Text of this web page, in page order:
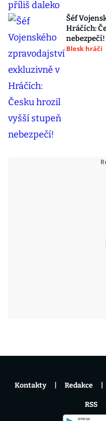
Šéf
Hráčích:
nebezpečí!
Blesk hráči
Kontakty Redakce
RSS